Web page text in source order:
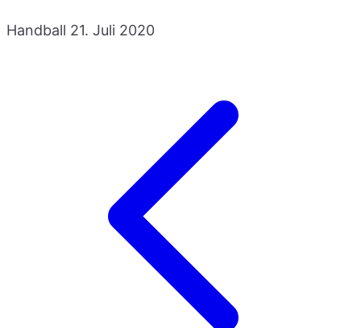
Handball 21. Juli 2020